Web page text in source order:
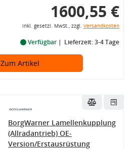
1600,55 €
inkl. gesetzl. MwSt., zzgl. Versandkosten
Verfügbar Lieferzeit: 3-4 Tage
Zum Artikel
BorgWarner Lamellenkupplung
(Allradantrieb) OE-
Version/Erstausrüstung